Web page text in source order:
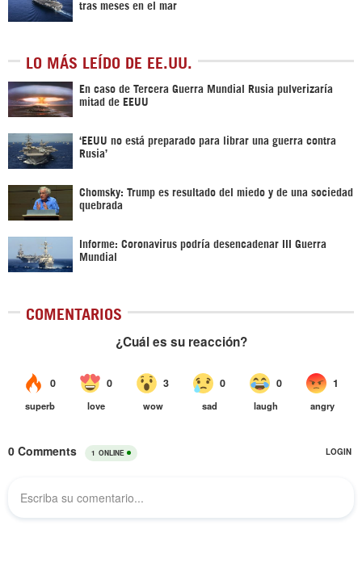
tras meses en el mar
LO MÁS LEÍDO DE EE.UU.
En caso de Tercera Guerra Mundial Rusia pulverizaría
mitad de EEUU
‘EEUU no está preparado para librar una guerra contra
Rusia’
Chomsky: Trump es resultado del miedo y de una sociedad
quebrada
Informe: Coronavirus podría desencadenar III Guerra
Mundial
COMENTARIOS